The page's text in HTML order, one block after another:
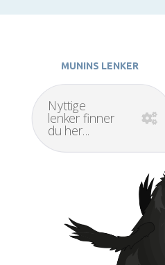
MUNINS LENKER
Nyttige
lenker finner
du her...